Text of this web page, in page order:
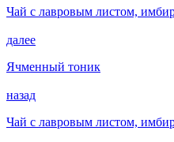
Чай с лавровым листом,
далее
Ячменный тоник
назад
Чай с лавровым листом,